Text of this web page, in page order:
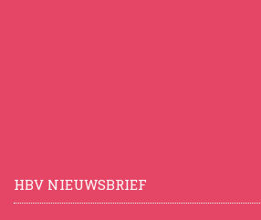
HBV NIEUWSBRIEF